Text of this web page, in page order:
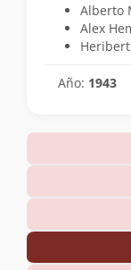
Alberto
Alex
Año: 1943